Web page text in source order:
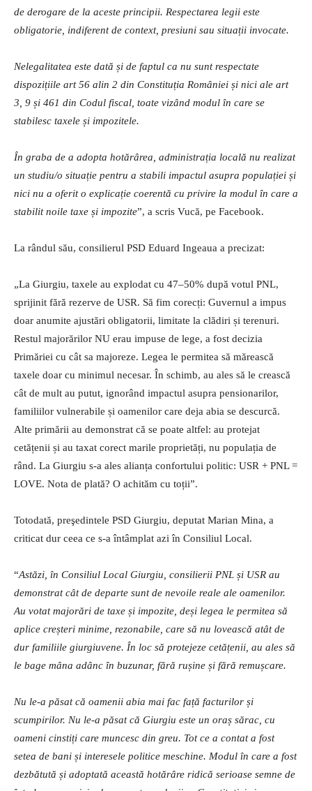
de derogare de la aceste principii. Respectarea legii este
obligatorie, indiferent de context, presiuni sau situații invocate.
Nelegalitatea este dată și de faptul ca nu sunt respectate
dispozițiile art 56 alin 2 din Constituția României și nici ale art
3, 9 și 461 din Codul fiscal, toate vizând modul în care se
stabilesc taxele și impozitele.
În graba de a adopta hotărârea, administrația locală nu realizat
un studiu/o situație pentru a stabili impactul asupra populației și
nici nu a oferit o explicație coerentă cu privire la modul în care a
stabilit noile taxe și impozite”, a scris Vucă, pe Facebook.
La rândul său, consilierul PSD Eduard Ingeaua a precizat:
„La Giurgiu, taxele au explodat cu 47–50% după votul PNL,
sprijinit fără rezerve de USR. Să fim corecți: Guvernul a impus
doar anumite ajustări obligatorii, limitate la clădiri și terenuri.
Restul majorărilor NU erau impuse de lege, a fost decizia
Primăriei cu cât sa majoreze. Legea le permitea să mărească
taxele doar cu minimul necesar. În schimb, au ales să le crească
cât de mult au putut, ignorând impactul asupra pensionarilor,
familiilor vulnerabile și oamenilor care deja abia se descurcă.
Alte primării au demonstrat că se poate altfel: au protejat
cetățenii și au taxat corect marile proprietăți, nu populația de
rând. La Giurgiu s-a ales alianța confortului politic: USR + PNL =
LOVE. Nota de plată? O achităm cu toții”.
Totodată, preşedintele PSD Giurgiu, deputat Marian Mina, a
criticat dur ceea ce s-a întâmplat azi în Consiliul Local.
“Astăzi, în Consiliul Local Giurgiu, consilierii PNL și USR au
demonstrat cât de departe sunt de nevoile reale ale oamenilor.
Au votat majorări de taxe și impozite, deși legea le permitea să
aplice creșteri minime, rezonabile, care să nu lovească atât de
dur familiile giurgiuvene. În loc să protejeze cetățenii, au ales să
le bage mâna adânc în buzunar, fără rușine și fără remușcare.
Nu le-a păsat că oamenii abia mai fac față facturilor și
scumpirilor. Nu le-a păsat că Giurgiu este un oraș sărac, cu
oameni cinstiți care muncesc din greu. Tot ce a contat a fost
setea de bani și interesele politice meschine. Modul în care a fost
dezbătută și adoptată această hotărâre ridică serioase semne de